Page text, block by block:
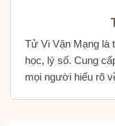
Tử Vi Vận Mạng là
học, lý số. Cung
mọi người hiểu rõ